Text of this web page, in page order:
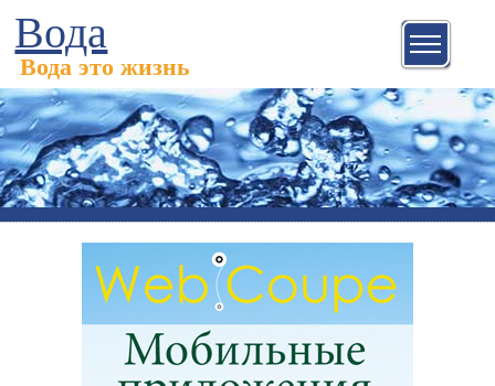
Вода
Вода это жизнь